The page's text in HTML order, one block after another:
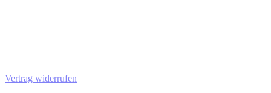
Vertrag widerrufen